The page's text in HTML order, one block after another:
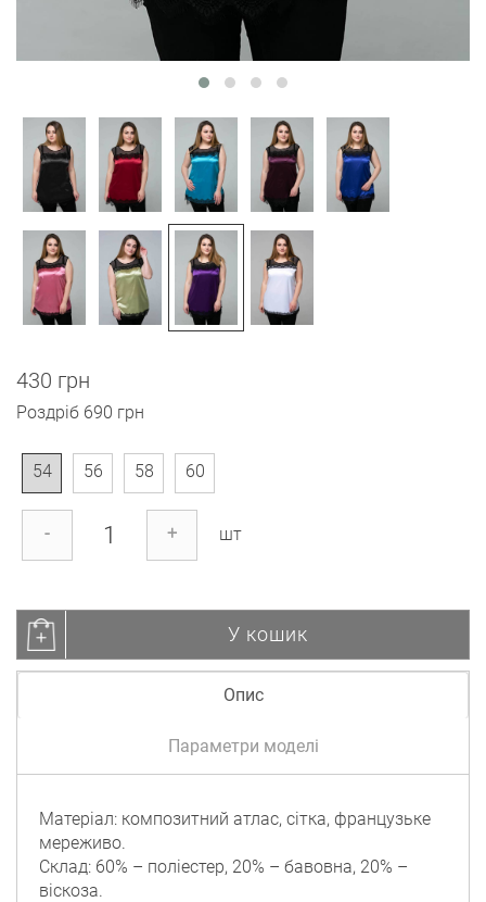
430 грн
Роздріб 690 грн
54 56 58 60
- + шт
У кошик
Опис
Параметри моделі
Матеріал: композитний атлас, сітка, французьке
мереживо.
Склад: 60% – поліестер, 20% – бавовна, 20% –
віскоза.